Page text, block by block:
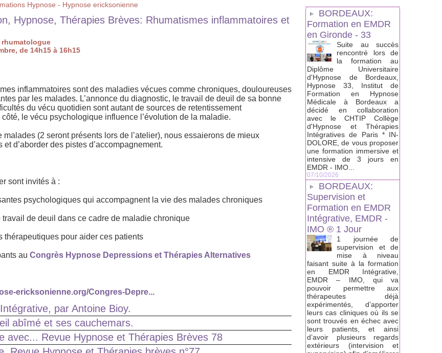
Hypnose - Hypnose ericksonienne
Hypnose, Thérapies Brèves: Rhumatismes inflammatoires et
rhumatologue
de 14h15 à 16h15
inflammatoires sont des maladies vécues comme chroniques, douloureuses
par les malades. L’annonce du diagnostic, le travail de deuil de sa bonne
du vécu quotidien sont autant de sources de retentissement
le vécu psychologique influence l’évolution de la maladie.
malades (2 seront présents lors de l’atelier), nous essaierons de mieux
d’aborder des pistes d’accompagnement.
sont invités à :
psychologiques qui accompagnent la vie des malades chroniques
travail de deuil dans ce cadre de maladie chronique
thérapeutiques pour aider ces patients
au Congrès Hypnose Depressions et Thérapies Alternatives
ericksonienne.org/Congres-Depre...
par Antoine Bioy.
abîmé et ses cauchemars.
avec... Revue Hypnose et Thérapies Brèves 78
BORDEAUX:
Formation en EMDR
en Gironde - 33
Suite au succès
rencontré lors de
la formation au
Diplôme Universitaire
d'Hypnose de Bordeaux,
Hypnose 33, Institut de
Formation en Hypnose
Médicale à Bordeaux a
décidé en collaboration
avec le CHTIP Collège
d'Hypnose et Thérapies
Intégratives de Paris * IN-
DOLORE, de vous proposer
une formation immersive et
intensive de 3 jours en
EMDR - IMO...
07/10/2026
BORDEAUX:
Supervision et
Formation en EMDR
Intégrative, EMDR -
IMO ® 1 Jour
1 journée de
supervision et de
mise à niveau
faisant suite à la formation
en EMDR Intégrative,
EMDR – IMO, qui va
pouvoir permettre aux
thérapeutes déjà
expérimentés, d’apporter
leurs cas cliniques où ils se
sont trouvés en échec avec
leurs patients, et ainsi
d’avoir plusieurs regards
extérieurs (intervision et